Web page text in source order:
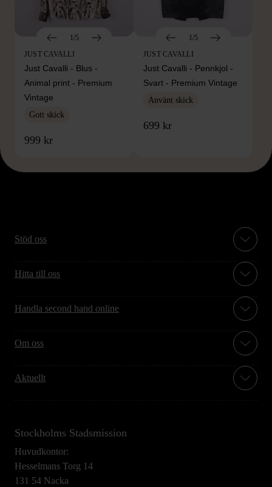
1/5
JUST CAVALLI
Just Cavalli - Blus -
Animal print - Premium
Vintage
Gott skick
999 kr
1/5
JUST CAVALLI
Just Cavalli - Pennkjol -
Svart - Premium Vintage
Använt skick
699 kr
Stöd oss
Hitta till oss
Handla second hand online
Om oss
Aktuellt
Stockholms Stadsmission
Huvudkontor:
Hesselmans Torg 14
131 54 Nacka